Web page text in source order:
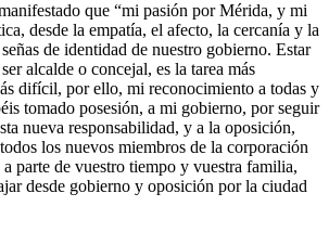
que “mi pasión por Mérida, y mi
desde la empatía, el afecto, la cercanía y la
de identidad de nuestro gobierno. Estar
alcalde o concejal, es la tarea más
difícil, por ello, mi reconocimiento a todas y
tomado posesión, a mi gobierno, por seguir
nueva responsabilidad, y a la oposición,
los nuevos miembros de la corporación
parte de vuestro tiempo y vuestra familia,
desde gobierno y oposición por la ciudad